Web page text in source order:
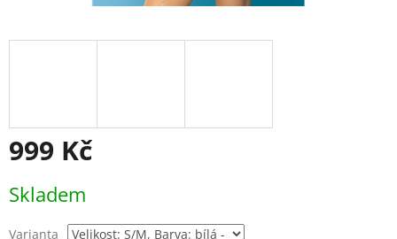
999 Kč
cena:
Skladem
Varianta